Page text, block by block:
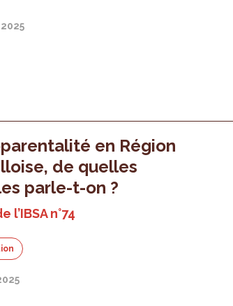
en Région
de quelles
parle-t-on ?
l’IBSA n°74